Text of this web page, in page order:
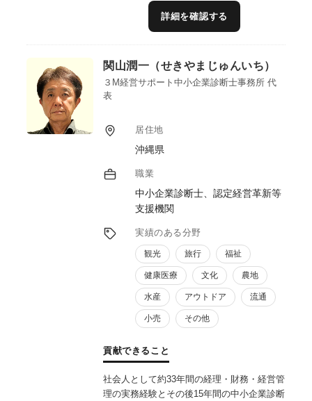
詳細を確認する
関山潤一（せきやまじゅんいち）
３M経営サポート中小企業診断士事務所 代
表
居住地
沖縄県
職業
中小企業診断士、認定経営革新等
支援機関
実績のある分野
観光 旅行 福祉
健康医療 文化 農地
水産 アウトドア 流通
小売 その他
貢献できること
社会人として約33年間の経理・財務・経営管
理の実務経験とその後15年間の中小企業診断